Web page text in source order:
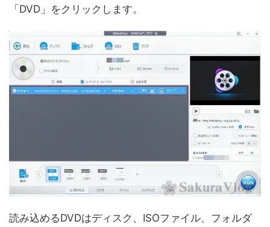
「DVD」をクリックします。
読み込めるDVDはディスク、ISOファイル、フォルダ